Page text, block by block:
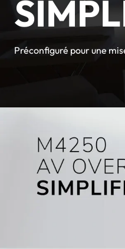
Préconfiguré pour une